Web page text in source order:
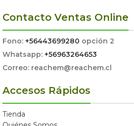
Contacto Ventas Online
Fono: +56443699280 opción 2
Whatsapp: +56963264653
Correo: reachem@reachem.cl
Accesos Rápidos
Tienda